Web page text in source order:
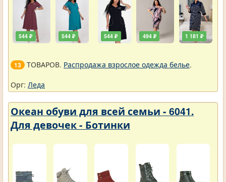
544 ₽ 544 ₽ 544 ₽ 494 ₽ 1 181 ₽
13 ТОВАРОВ. Распродажа взрослое одежда белье.
Орг: Леда
Океан обуви для всей семьи - 6041.
Для девочек - Ботинки